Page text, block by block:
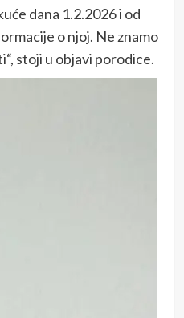
dana 1.2.2026 i od
o njoj. Ne znamo
stoji u objavi porodice.